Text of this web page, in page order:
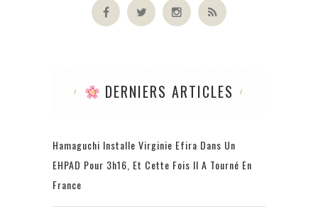
DERNIERS ARTICLES
Hamaguchi Installe Virginie Efira Dans Un
EHPAD Pour 3h16, Et Cette Fois Il A Tourné En
France